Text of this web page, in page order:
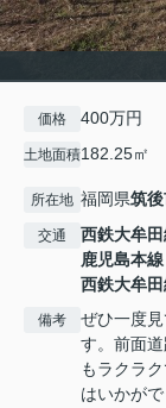
価格 400万円
土地面積182.25㎡
所在地 福岡県筑
交通 西鉄大牟
鹿児島本線
西鉄大牟
備考
ぜひ一度
す。前面
もラクラ
はいかが